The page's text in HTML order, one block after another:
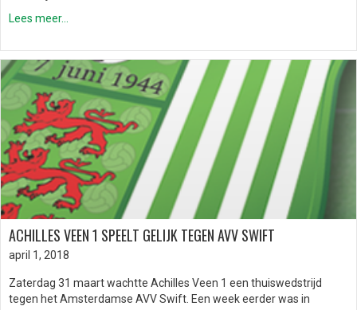
Lees meer...
ACHILLES VEEN 1 SPEELT GELIJK TEGEN AVV SWIFT
april 1, 2018
Zaterdag 31 maart wachtte Achilles Veen 1 een thuiswedstrijd
tegen het Amsterdamse AVV Swift. Een week eerder was in